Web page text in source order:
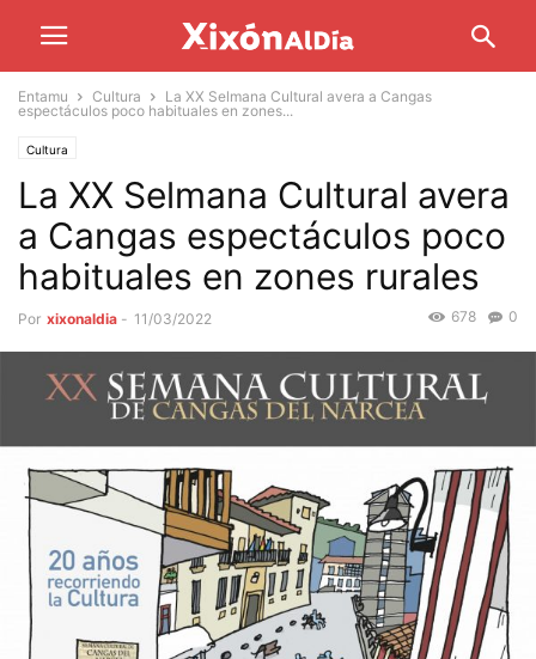
Entamu Cultura
La XX Selmana Cultural avera a Cangas
espectáculos poco habituales en zones...
Cultura
La XX Selmana Cultural avera
a Cangas espectáculos poco
habituales en zones rurales
Por xixonaldia - 11/03/2022 0
678